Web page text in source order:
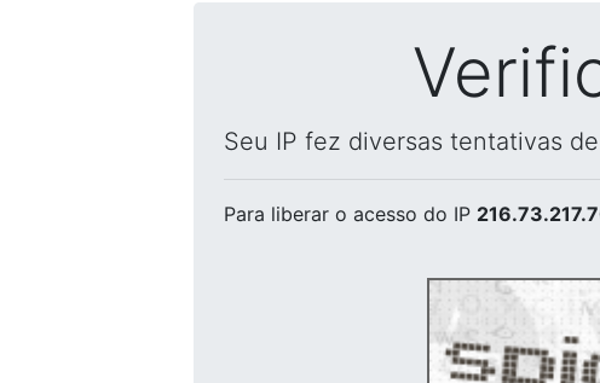
Seu IP fez diversas tentativas
Para liberar o acesso do IP